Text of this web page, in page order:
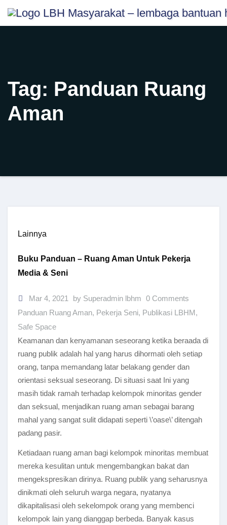
content
Skip
Tag: Panduan Ruang
Aman
Lainnya
Buku Panduan – Ruang Aman Untuk Pekerja
Media & Seni
Mar 4, 2021 by Superadmin lbhm 0 Comments
Panduan Ruang Aman, Pekerja Seni, Publikasi LBHM,
Safe Space
Keamanan dan kenyamanan seseorang ketika beraada di
ruang publik adalah hal yang harus dihormati oleh setiap
orang, tanpa memandang latar belakang gender dan
orientasi seksual seseorang. Di situasi saat Ini yang
masih tidak ramah terhadap kelompok minoritas gender
dan seksual, menjadikan ruang aman sebagai barang
mahal yang sangat sulit didapati seperti \’oase\’ ditengah
padang pasir.
Ketiadaan ruang aman bagi kelompok minoritas membuat
mereka kesulitan untuk mengembangkan bakat dan
mengekspresikan dirinya. Ruang publik yang seharusnya
dinikmati oleh seluruh warga negara, nyatanya
dikapitalisasi oleh sekelompok orang yang membenci
kelompok lain yang dianggap berbeda. Banyak kasus